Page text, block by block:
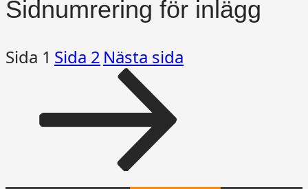
Sidnumrering för inlägg
Sida 1 Sida 2 Nästa sida